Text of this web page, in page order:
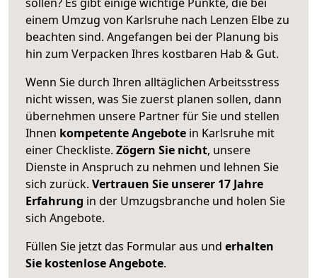
einem Umzug von Karlsruhe nach Lenzen Elbe zu
beachten sind. Angefangen bei der Planung bis
hin zum Verpacken Ihres kostbaren Hab & Gut.
Wenn Sie durch Ihren alltäglichen Arbeitsstress
nicht wissen, was Sie zuerst planen sollen, dann
übernehmen unsere Partner für Sie und stellen
Ihnen kompetente Angebote in Karlsruhe mit
einer Checkliste. Zögern Sie nicht, unsere
Dienste in Anspruch zu nehmen und lehnen Sie
sich zurück. Vertrauen Sie unserer 17 Jahre
Erfahrung in der Umzugsbranche und holen Sie
sich Angebote.
Füllen Sie jetzt das Formular aus und erhalten
Sie kostenlose Angebote.